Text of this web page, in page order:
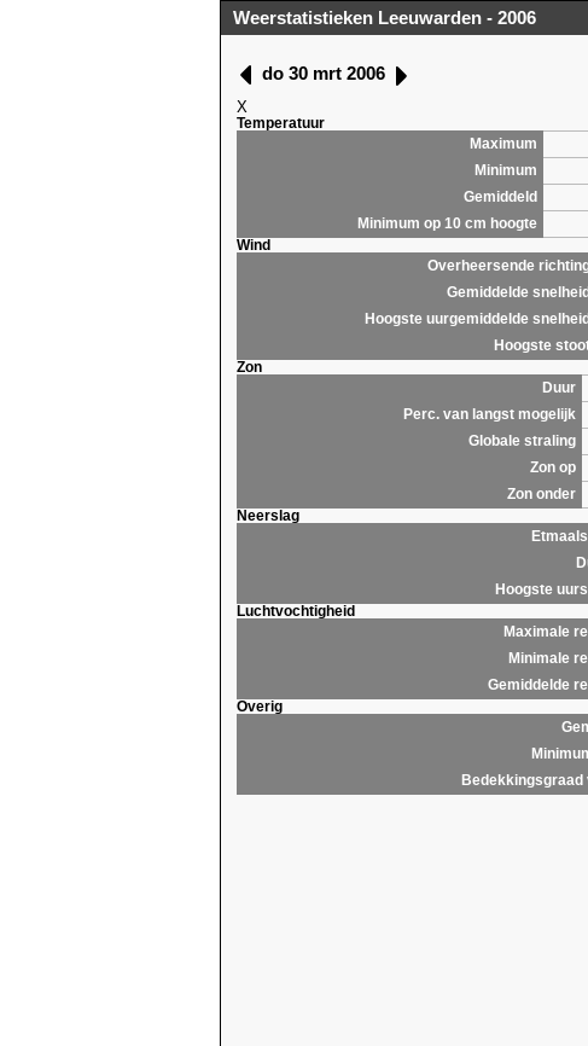
Weerstatistieken Leeuwarden - 2006
do 30 mrt 2006
X
Temperatuur
Maximum
Minimum
Gemiddeld
Minimum op 10 cm hoogte
Wind
Overheersende
Gemiddelde snelheid
Hoogste uurgemiddelde snelheid
Hoogste
Zon
Duur
Perc. van langst mogelijk
Globale straling
Zon op
Zon onder
Neerslag
Hoogste
Luchtvochtigheid
Maximale
Minimale
Gemiddelde
Overig
Bedekkingsgraad